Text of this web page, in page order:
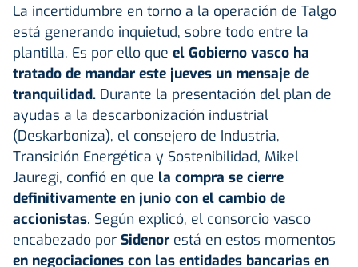
La incertidumbre en torno a la operación de Talgo
está generando inquietud, sobre todo entre la
plantilla. Es por ello que el Gobierno vasco ha
tratado de mandar este jueves un mensaje de
tranquilidad. Durante la presentación del plan de
ayudas a la descarbonización industrial
(Deskarboniza), el consejero de Industria,
Transición Energética y Sostenibilidad, Mikel
Jauregi, confió en que la compra se cierre
definitivamente en junio con el cambio de
accionistas. Según explicó, el consorcio vasco
encabezado por Sidenor está en estos momentos
en negociaciones con las entidades bancarias en